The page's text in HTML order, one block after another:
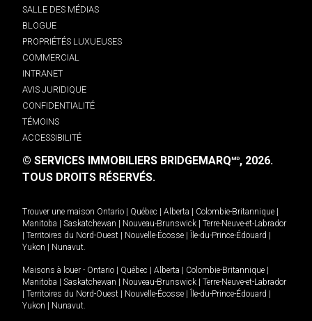
SALLE DES MÉDIAS
BLOGUE
PROPRIÉTÉS LUXUEUSES
COMMERCIAL
INTRANET
AVIS JURIDIQUE
CONFIDENTIALITÉ
TÉMOINS
ACCESSIBILITÉ
© SERVICES IMMOBILIERS BRIDGEMARQMD, 2026.
TOUS DROITS RÉSERVÉS.
Trouver une maison Ontario Québec Alberta Colombie-Britannique
Manitoba
Saskatchewan Nouveau-Brunswick
Terre-Neuve-et-Labrador
Territoires du Nord-Ouest Nouvelle-Écosse Île-du-Prince-Édouard
Yukon
Nunavut.
Maisons à louer - Ontario Québec Alberta Colombie-Britannique
Manitoba
Saskatchewan Nouveau-Brunswick
Terre-Neuve-et-Labrador
Territoires du Nord-Ouest Nouvelle-Écosse Île-du-Prince-Édouard
Yukon
Nunavut.